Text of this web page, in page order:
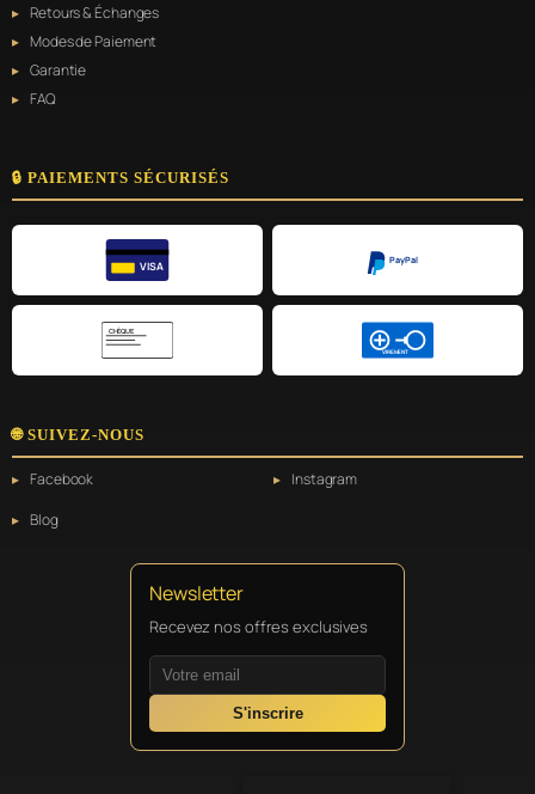
Retours & Échanges
Modes de Paiement
Garantie
FAQ
🔒 PAIEMENTS SÉCURISÉS
VISA
PayPal
CHÈQUE
VIREMENT
🌐 SUIVEZ-NOUS
Facebook
Instagram
Blog
Newsletter
Recevez nos offres exclusives
S'inscrire